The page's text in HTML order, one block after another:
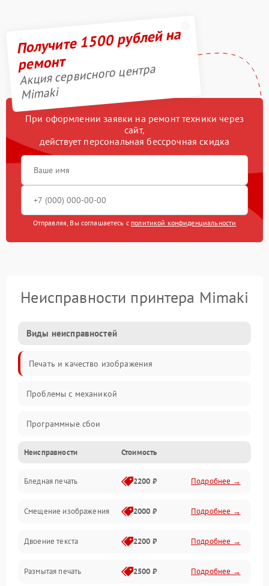
Получите 1500 рублей на
ремонт
Акция сервисного центра
Mimaki
При оформлении заявки на ремонт техники через
сайт,
действует персональная бессрочная скидка
Отправляя, Вы соглашаетесь с политикой конфиденциальности
Неисправности принтера Mimaki
Виды неисправностей
Печать и качество изображения
Проблемы с механикой
Программные сбои
Программные ошибки
Картриджи и расходники
Механика и узлы
Подключение и интерфейсы
Панель управления и индикация
Неисправности Стоимость
Бледная печать 2200 ₽ Подробнее →
Смещение изображения 2000 ₽ Подробнее →
Двоение текста 2200 ₽ Подробнее →
Размытая печать 2500 ₽ Подробнее →